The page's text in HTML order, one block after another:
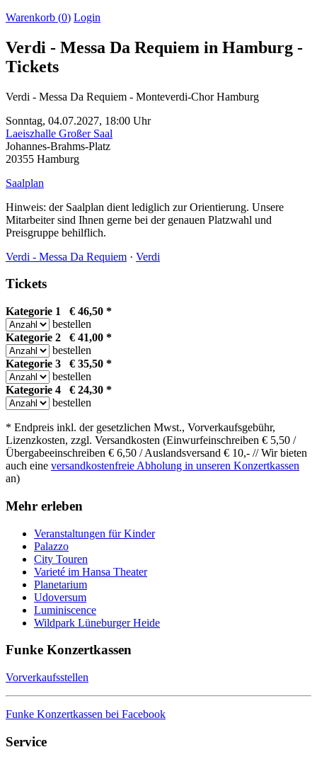
Warenkorb (0) Login
Verdi - Messa Da Requiem in Hamburg -
Tickets
Verdi - Messa Da Requiem - Monteverdi-Chor Hamburg
Sonntag, 04.07.2027, 18:00 Uhr
Laeiszhalle Großer Saal
Johannes-Brahms-Platz
20355 Hamburg
Saalplan
Hinweis: der Saalplan dient lediglich zur Orientierung. Unsere
Mitarbeiter sind Ihnen gerne bei der genauen Platzwahl und
Preisgruppe behilflich.
Verdi - Messa Da Requiem · Verdi
Tickets
Kategorie 1 € 46,50 *
bestellen
Kategorie 2 € 41,00 *
bestellen
Kategorie 3 € 35,50 *
bestellen
Kategorie 4 € 24,30 *
bestellen
* Endpreis inkl. der gesetzlichen Mwst., Vorverkaufsgebühr,
Lizenzkosten, zzgl. Versandkosten (Einwurfeinschreiben € 5,50 /
Übergabeeinschreiben € 6,50 / Auslandsversand € 10,- // Wir bieten
auch eine versandkostenfreie Abholung in unseren Konzertkassen
an)
Mehr erleben
Veranstaltungen für Kinder
Palazzo
City Touren
Varieté im Hansa Theater
Planetarium
Udoversum
Luminiscence
Wildpark Lüneburger Heide
Funke Konzertkassen
Vorverkaufsstellen
Funke Konzertkassen bei Facebook
Service